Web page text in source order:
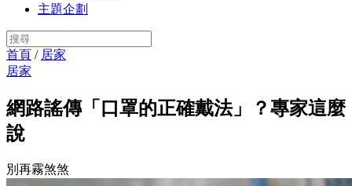
主題企劃
首頁 / 居家
居家
網路謠傳「口罩的正確戴法」？專家這麼
說
別再霧煞煞